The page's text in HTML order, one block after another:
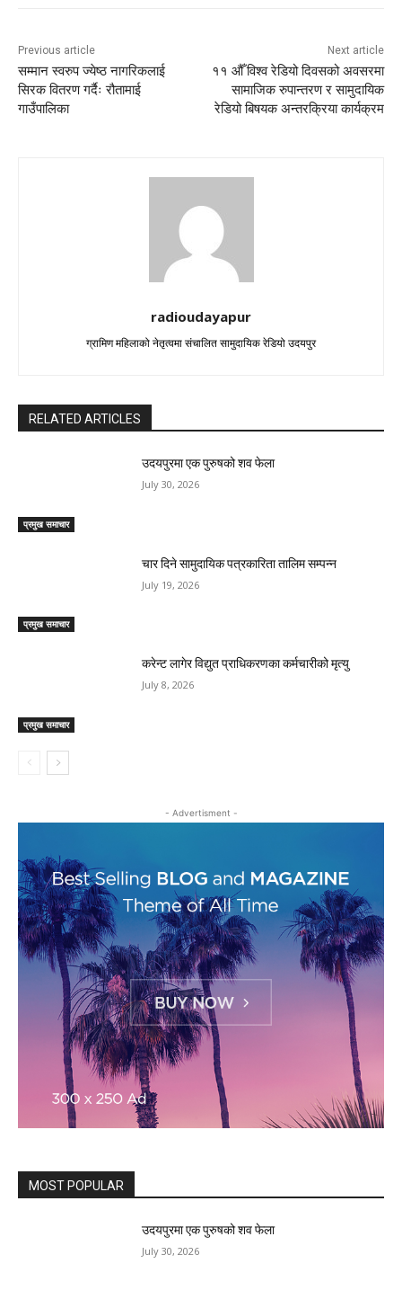
Previous article
सम्मान स्वरुप ज्येष्ठ नागरिकलाई
सिरक वितरण गर्दैः रौतामाई
गाउँपालिका
Next article
११ औँ विश्व रेडियो दिवसको अवसरमा
सामाजिक रुपान्तरण र सामुदायिक
रेडियो बिषयक अन्तरक्रिया कार्यक्रम
radioudayapur
ग्रामिण महिलाको नेतृत्वमा संचालित सामुदायिक रेडियो उदयपुर
RELATED ARTICLES
प्रमुख समाचार
उदयपुरमा एक पुरुषको शव फेला
July 30, 2026
प्रमुख समाचार
चार दिने सामुदायिक पत्रकारिता तालिम सम्पन्न
July 19, 2026
प्रमुख समाचार
करेन्ट लागेर विद्युत प्राधिकरणका कर्मचारीको मृत्यु
July 8, 2026
- Advertisment -
MOST POPULAR
उदयपुरमा एक पुरुषको शव फेला
July 30, 2026